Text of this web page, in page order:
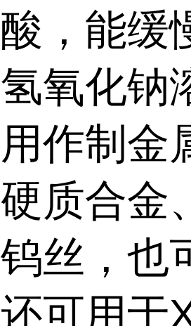
酸，能缓
氢氧化钠
用作制金
硬质合金
钨丝，也
还可用于